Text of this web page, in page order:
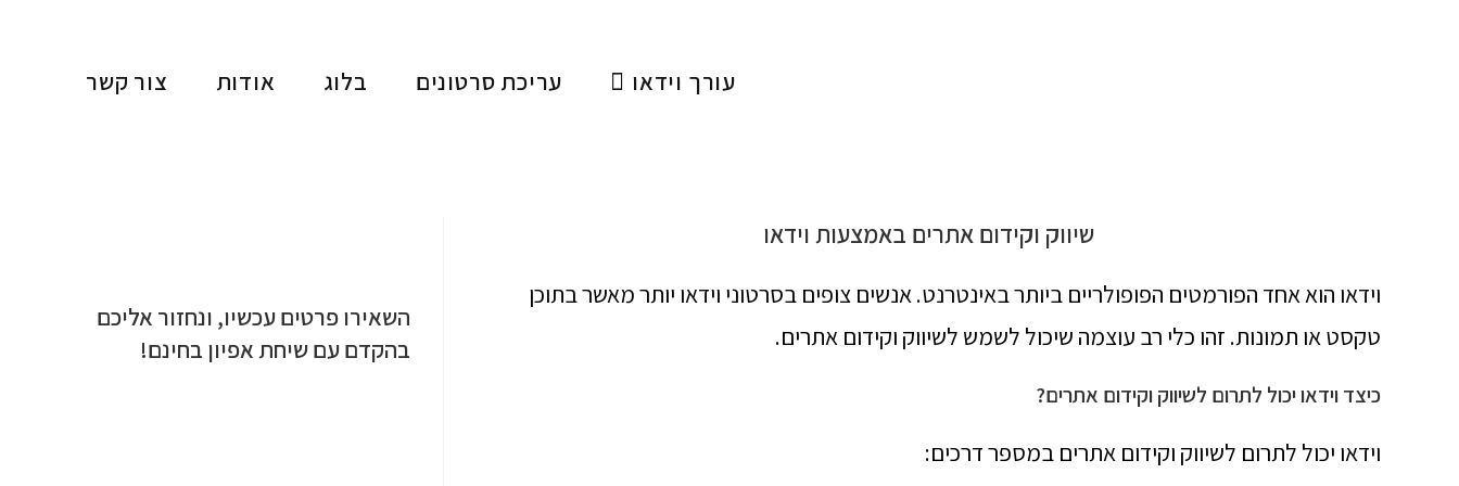
עורך וידאו עריכת סרטונים בלוג אודות צור קשר
שיווק וקידום אתרים באמצעות וידאו
וידאו הוא אחד הפורמטים הפופולריים ביותר באינטרנט. אנשים צופים בסרטוני וידאו יותר מאשר בתוכן
טקסט או תמונות. זהו כלי רב עוצמה שיכול לשמש לשיווק וקידום אתרים.
כיצד וידאו יכול לתרום לשיווק וקידום אתרים?
וידאו יכול לתרום לשיווק וקידום אתרים במספר דרכים:
השאירו פרטים עכשיו, ונחזור אליכם
בהקדם עם שיחת אפיון בחינם!